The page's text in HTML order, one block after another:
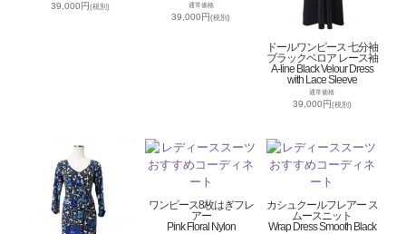
39,000円(税別) 通常価格
39,000円(税別)
ドールワンピース 七分袖
ブラックベロア レース袖
A-line Black Velour Dress
with Lace Sleeve
通常価格
39,000円(税別)
ワンピース8枚はぎフレ
アー
Pink Floral Nylon
カシュクールフレアー ス
ムースニット
Wrap Dress Smooth Black